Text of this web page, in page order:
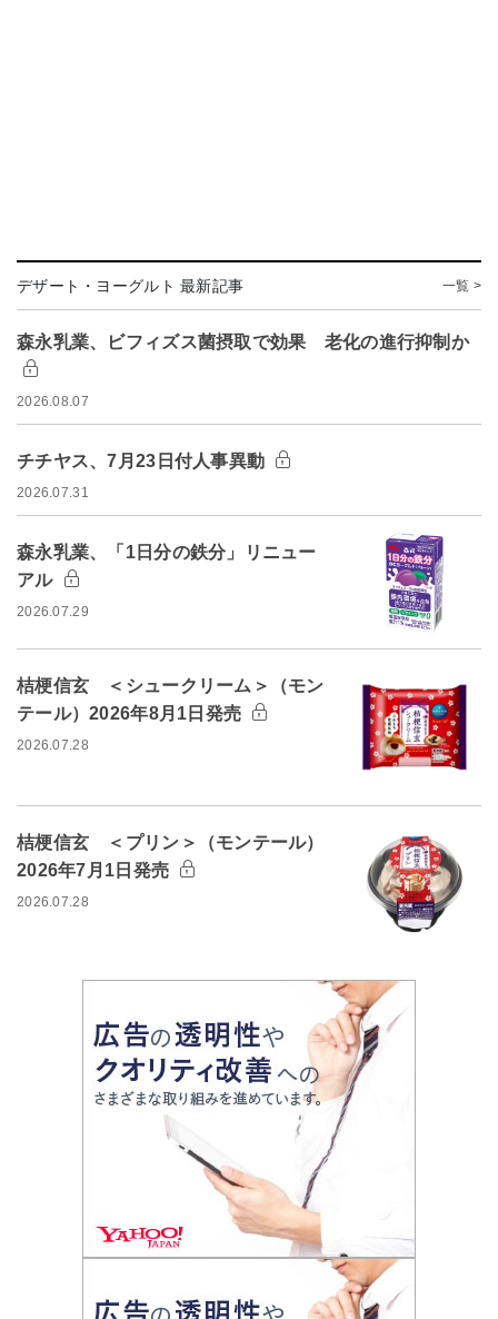
デザート・ヨーグルト 最新記事 一覧 >
森永乳業、ビフィズス菌摂取で効果 老化の進行抑制か
2026.08.07
チチヤス、7月23日付人事異動
2026.07.31
森永乳業、「1日分の鉄分」リニュー
アル
2026.07.29
桔梗信玄 ＜シュークリーム＞（モン
テール）2026年8月1日発売
2026.07.28
桔梗信玄 ＜プリン＞（モンテール）
2026年7月1日発売
2026.07.28